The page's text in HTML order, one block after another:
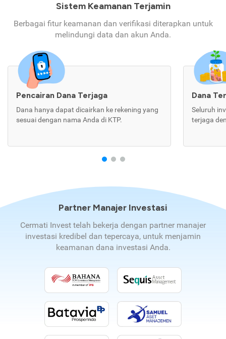
Sistem Keamanan Terjamin
Berbagai fitur keamanan dan verifikasi diterapkan untuk
melindungi data dan akun Anda.
Pencairan Dana Terjaga
Dana hanya dapat dicairkan ke rekening yang
sesuai dengan nama Anda di KTP.
Dana
Seluruh
terjaga
Partner Manajer Investasi
Cermati Invest telah bekerja dengan partner manajer
investasi kredibel dan tepercaya, untuk menjamin
keamanan dana investasi Anda.